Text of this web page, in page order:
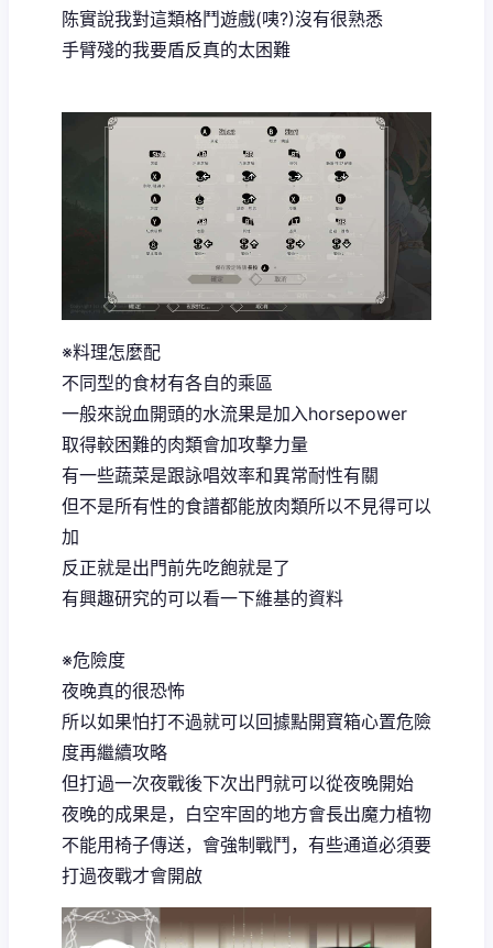
陈實說我對這類格鬥遊戲(咦?)沒有很熟悉
手臂殘的我要盾反真的太困難
※料理怎麼配
不同型的食材有各自的乘區
一般來說血開頭的水流果是加入horsepower
取得較困難的肉類會加攻擊力量
有一些蔬菜是跟詠唱效率和異常耐性有關
但不是所有性的食譜都能放肉類所以不見得可以
加
反正就是出門前先吃飽就是了
有興趣研究的可以看一下維基的資料
※危險度
夜晚真的很恐怖
所以如果怕打不過就可以回據點開寶箱心置危險
度再繼續攻略
但打過一次夜戰後下次出門就可以從夜晚開始
夜晚的成果是，白空牢固的地方會長出魔力植物
不能用椅子傳送，會強制戰鬥，有些通道必須要
打過夜戰才會開啟